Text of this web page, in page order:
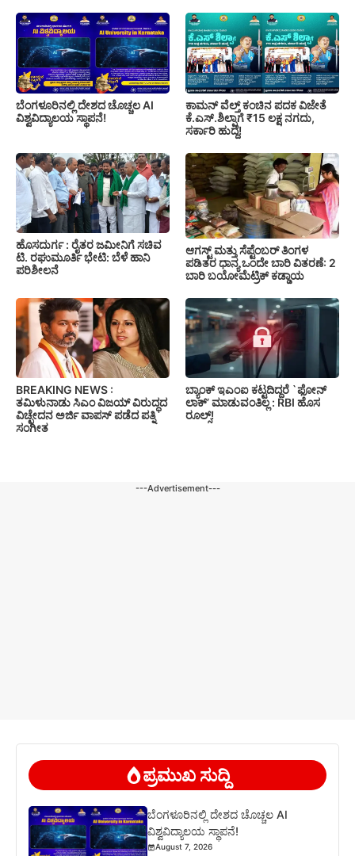
ಬೆಂಗಳೂರಿನಲ್ಲಿ ದೇಶದ ಚೊಚ್ಚಲ AI
ವಿಶ್ವವಿದ್ಯಾಲಯ ಸ್ಥಾಪನೆ!
ಕಾಮನ್ ವೆಲ್ತ್ ಕಂಚಿನ ಪದಕ ವಿಜೇತೆ
ಕೆ.ಎಸ್.ಶಿಲ್ಪಾಗೆ ₹15 ಲಕ್ಷ ನಗದು,
ಸರ್ಕಾರಿ ಹುದ್ದೆ!
ಹೊಸದುರ್ಗ : ರೈತರ ಜಮೀನಿಗೆ ಸಚಿವ
ಟಿ. ರಘುಮೂರ್ತಿ ಭೇಟಿ: ಬೆಳೆ ಹಾನಿ
ಪರಿಶೀಲನೆ
ಆಗಸ್ಟ್ ಮತ್ತು ಸೆಪ್ಟೆಂಬರ್ ತಿಂಗಳ
ಪಡಿತರ ಧಾನ್ಯ ಒಂದೇ ಬಾರಿ ವಿತರಣೆ: 2
ಬಾರಿ ಬಯೋಮೆಟ್ರಿಕ್ ಕಡ್ಡಾಯ
BREAKING NEWS :
ತಮಿಳುನಾಡು ಸಿಎಂ ವಿಜಯ್ ವಿರುದ್ಧದ
ವಿಚ್ಛೇದನ ಅರ್ಜಿ ವಾಪಸ್ ಪಡೆದ ಪತ್ನಿ
ಸಂಗೀತ
ಬ್ಯಾಂಕ್ ಇಎಂಐ ಕಟ್ಟದಿದ್ದರೆ `ಫೋನ್
ಲಾಕ್’ ಮಾಡುವಂತಿಲ್ಲ : RBI ಹೊಸ
ರೂಲ್ಸ್!
---Advertisement---
ಪ್ರಮುಖ ಸುದ್ದಿ
ಬೆಂಗಳೂರಿನಲ್ಲಿ ದೇಶದ ಚೊಚ್ಚಲ AI
ವಿಶ್ವವಿದ್ಯಾಲಯ ಸ್ಥಾಪನೆ!
August 7, 2026